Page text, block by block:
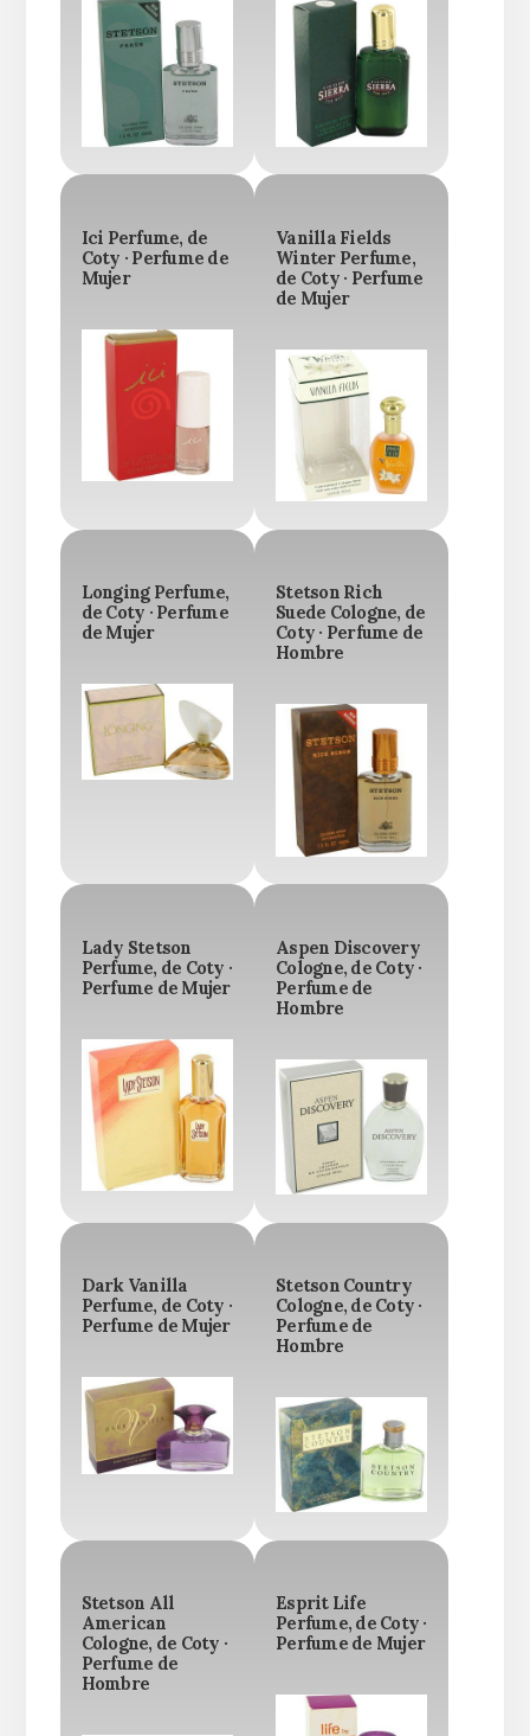
Ici Perfume, de
Coty · Perfume de
Mujer
Vanilla Fields
Winter Perfume,
de Coty · Perfume
de Mujer
Longing Perfume,
de Coty · Perfume
de Mujer
Stetson Rich
Suede Cologne, de
Coty · Perfume de
Hombre
Lady Stetson
Perfume, de Coty ·
Perfume de Mujer
Aspen Discovery
Cologne, de Coty ·
Perfume de
Hombre
Dark Vanilla
Perfume, de Coty ·
Perfume de Mujer
Stetson Country
Cologne, de Coty ·
Perfume de
Hombre
Stetson All
American
Cologne, de Coty ·
Perfume de
Hombre
Esprit Life
Perfume, de Coty ·
Perfume de Mujer